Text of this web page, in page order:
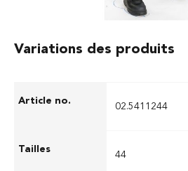
Variations des produits
02.5411244
44